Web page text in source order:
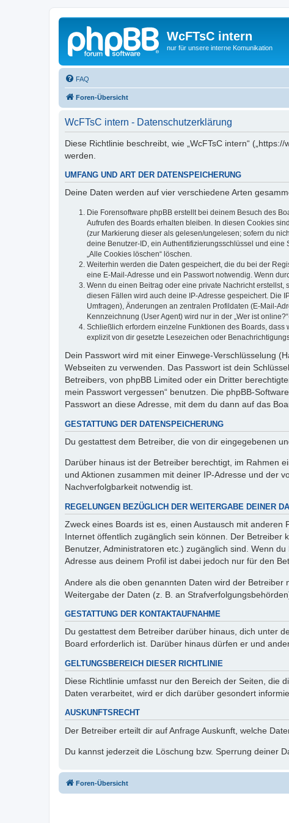
WcFTsC intern
nur für unsere interne Komunikation
FAQ
Foren-Übersicht
WcFTsC intern - Datenschutzerklärung
Diese Richtlinie beschreibt, wie „WcFTsC intern“
werden.
UMFANG UND ART DER DATENSPEICHERUNG
Deine Daten werden auf vier verschiedene Arten
Die Forensoftware phpBB erstellt bei deinem Besuch des
Aufrufen des Boards erhalten bleiben. In diesen Cookies
(zur Markierung dieser als gelesen/ungelesen; sofern du
deine Benutzer-ID, ein Authentifizierungsschlüssel und
„Alle Cookies löschen“ löschen.
Weiterhin werden die Daten gespeichert, die du bei der
eine E-Mail-Adresse und ein Passwort notwendig. Wenn
Wenn du einen Beitrag oder eine private Nachricht
diesen Fällen wird auch deine IP-Adresse gespeichert. Die
Umfragen), Änderungen an zentralen Profildaten (E-Mail-
Kennzeichnung (User Agent) wird nur in der „Wer ist
Schließlich erfordern einzelne Funktionen des Boards,
explizit von dir gesetzte Lesezeichen oder
Dein Passwort wird mit einer Einwege-Verschlüsselung
Webseiten zu verwenden. Das Passwort ist dein
Betreibers, von phpBB Limited oder ein Dritter
mein Passwort vergessen“ benutzen. Die phpBB-
Passwort an diese Adresse, mit dem du dann auf das
GESTATTUNG DER DATENSPEICHERUNG
Du gestattest dem Betreiber, die von dir eingegebenen
Darüber hinaus ist der Betreiber berechtigt, im Rahmen
und Aktionen zusammen mit deiner IP-Adresse und der
Nachverfolgbarkeit notwendig ist.
REGELUNGEN BEZÜGLICH DER WEITERGABE DEINER
Zweck eines Boards ist es, einen Austausch mit
Internet öffentlich zugänglich sein können. Der
Benutzer, Administratoren etc.) zugänglich sind. Wenn
Adresse aus deinem Profil ist dabei jedoch nur für den
Andere als die oben genannten Daten wird der
Weitergabe der Daten (z. B. an
GESTATTUNG DER KONTAKTAUFNAHME
Du gestattest dem Betreiber darüber hinaus, dich unter
Board erforderlich ist. Darüber hinaus dürfen er und
GELTUNGSBEREICH DIESER RICHTLINIE
Diese Richtlinie umfasst nur den Bereich der Seiten, die
Daten verarbeitet, wird er dich darüber gesondert
AUSKUNFTSRECHT
Der Betreiber erteilt dir auf Anfrage Auskunft, welche
Du kannst jederzeit die Löschung bzw. Sperrung deiner
Foren-Übersicht